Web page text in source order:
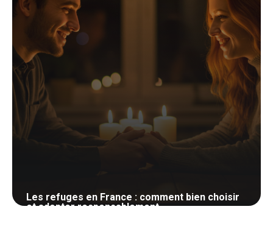
Les refuges en France : comment bien choisir
et adopter responsablement